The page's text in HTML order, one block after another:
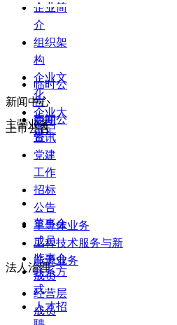
企业简
介
组织架
构
企业文
化
企业大
事记
临时公
告
定期公
告
上市公告
董事会
成员
监事会
成员
经营层
成员
法人治理
新闻中心
新闻
资讯
党建
工作
招标
公告
主营业务
半导体业务
工程技术服务与新
能源业务
联系方
式
人才招